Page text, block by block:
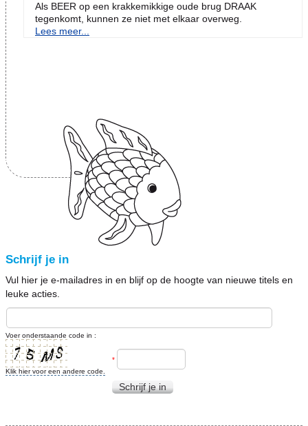
Als BEER op een krakkemikkige oude brug DRAAK
tegenkomt, kunnen ze niet met elkaar overweg.
Lees meer...
Schrijf je in
Vul hier je e-mailadres in en blijf op de hoogte van nieuwe titels en
leuke acties.
Voer onderstaande code in :
Klik hier voor een andere code.
*
Schrijf je in